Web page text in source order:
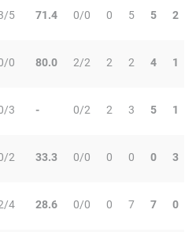
5 71.4 0/0 0 5 5 2
0 80.0 2/2 2 2 4 1
3 - 0/2 2 3 5 1
2 33.3 0/0 0 0 0 3
4 28.6 0/0 0 7 7 0